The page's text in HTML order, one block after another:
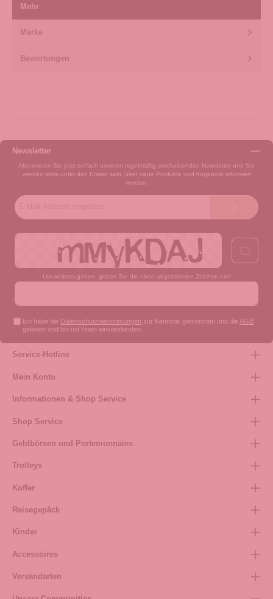
Mehr
Marke
Bewertungen
Newsletter
Abonnieren Sie jetzt einfach unseren regelmäßig erscheinenden Newsletter und Sie
werden stets unter den Ersten sein, über neue Produkte und Angebote informiert
werden.
Um weiterzugehen, geben Sie die oben abgebildeten Zeichen ein*
Ich habe die Datenschutzbestimmungen zur Kenntnis genommen und die AGB
gelesen und bin mit ihnen einverstanden.
Service-Hotline
Mein Konto
Informationen & Shop Service
Shop Service
Geldbörsen und Portemonnaies
Trolleys
Koffer
Reisegepäck
Kinder
Accessoires
Versandarten